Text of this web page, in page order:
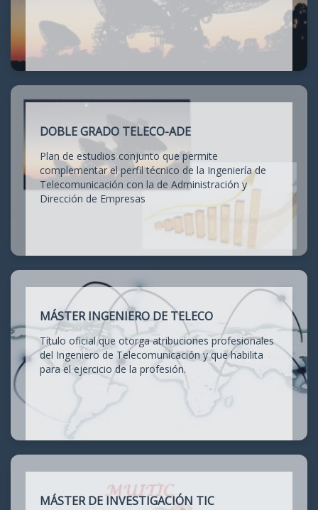
DOBLE GRADO TELECO-ADE
Plan de estudios conjunto que permite
complementar el perfil técnico de la Ingeniería de
Telecomunicación con la de Administración y
Dirección de Empresas
MÁSTER INGENIERO DE TELECO
Título oficial que otorga atribuciones profesionales
del Ingeniero de Telecomunicación y que habilita
para el ejercicio de la profesión.
MÁSTER DE INVESTIGACIÓN TIC